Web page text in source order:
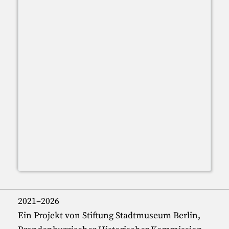
2021–2026
Ein Projekt von Stiftung Stadtmuseum Berlin,